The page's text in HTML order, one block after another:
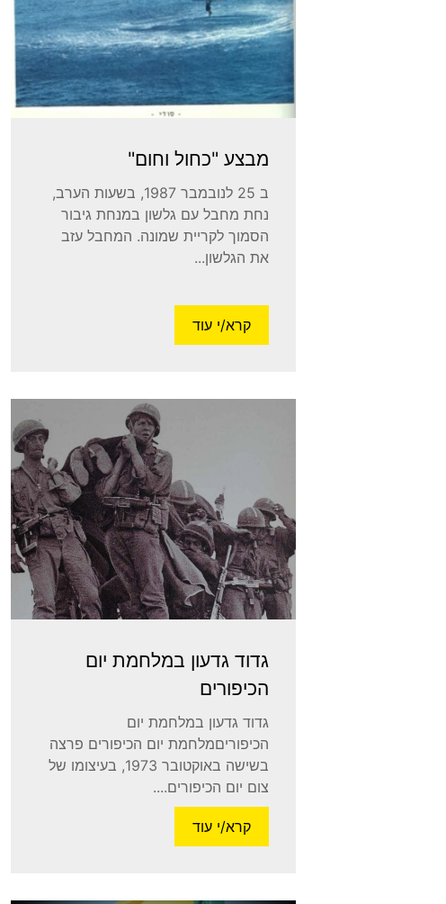
מבצע "כחול וחום"
ב 25 לנובמבר 1987, בשעות הערב,
נחת מחבל עם גלשון במנחת גיבור
הסמוך לקריית שמונה. המחבל עזב
את הגלשון...
קרא/י עוד
גדוד גדעון במלחמת יום
הכיפורים
גדוד גדעון במלחמת יום
הכיפוריםמלחמת יום הכיפורים פרצה
בשישה באוקטובר 1973, בעיצומו של
צום יום הכיפורים....
קרא/י עוד